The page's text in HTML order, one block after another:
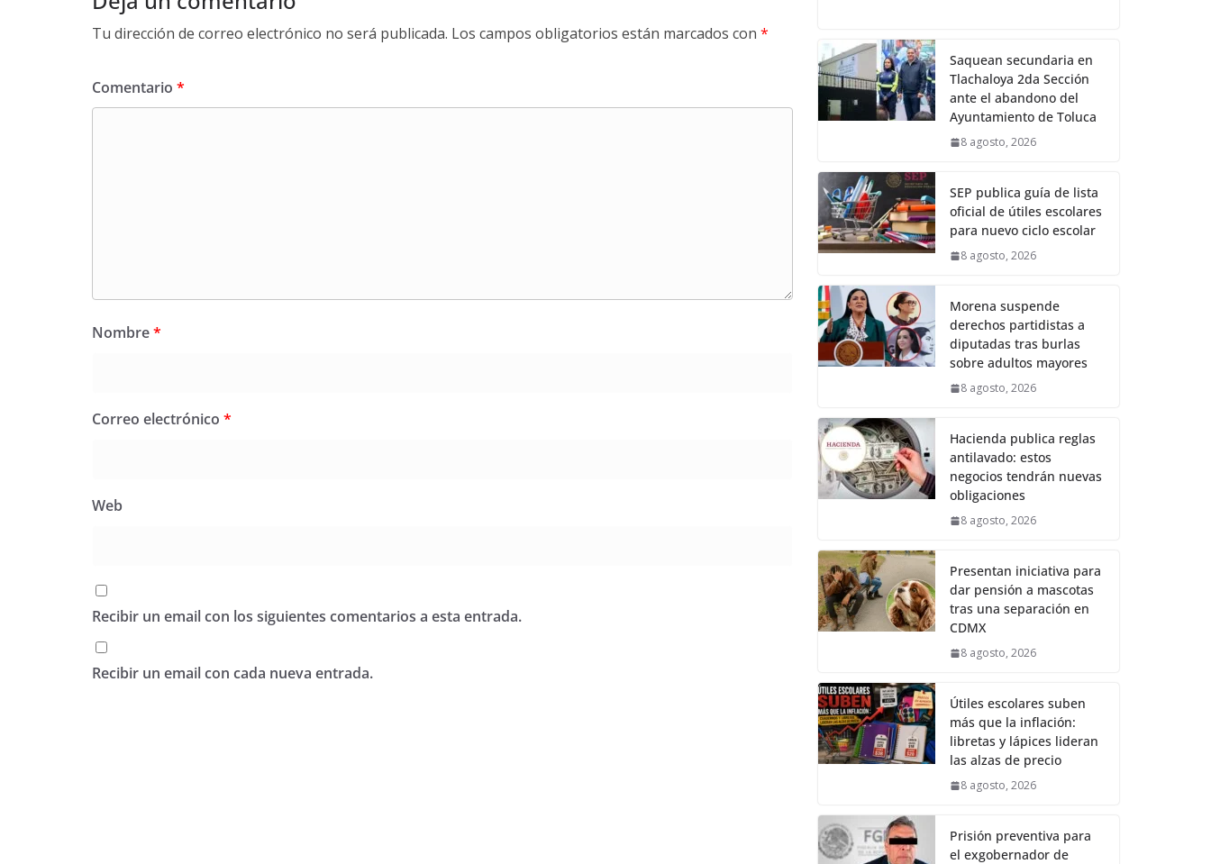
Tu dirección de correo electrónico no será publicada. Los campos obligatorios están marcados con *
Comentario *
Nombre*
Correo electrónico *
Web
Recibir un email con los siguientes comentarios a esta entrada.
Recibir un email con cada nueva entrada.
Saquean secundaria en
Tlachaloya 2da Sección
ante el abandono del
Ayuntamiento de Toluca
8 agosto, 2026
SEP publica guía de lista
oficial de útiles escolares
para nuevo ciclo escolar
8 agosto, 2026
Morena suspende
derechos partidistas a
diputadas tras burlas
sobre adultos mayores
8 agosto, 2026
Hacienda publica reglas
antilavado: estos
negocios tendrán nuevas
obligaciones
8 agosto, 2026
Presentan iniciativa para
dar pensión a mascotas
tras una separación en
CDMX
8 agosto, 2026
Útiles escolares suben
más que la inflación:
libretas y lápices lideran
las alzas de precio
8 agosto, 2026
Prisión preventiva para
el exgobernador de